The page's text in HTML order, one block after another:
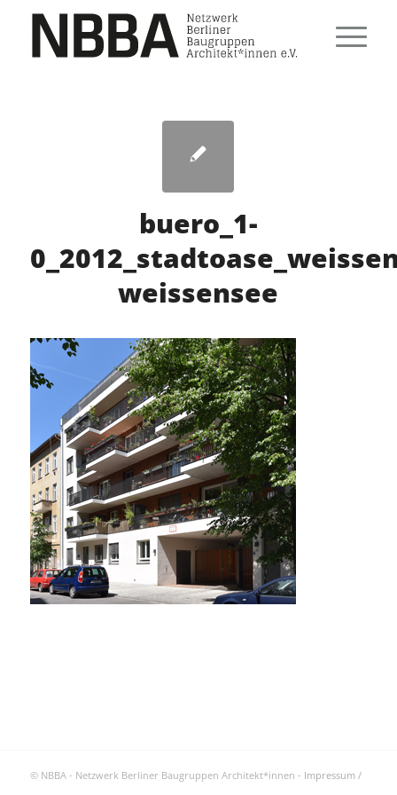
buero_1-
weissensee
© NBBA - Netzwerk Berliner Baugruppen Architekt*innen - Impressum /